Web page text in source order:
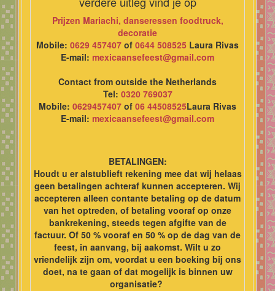
Prijzen Mariachi, danseressen foodtruck,
decoratie
Mobile: 0629 457407 of 0644 508525 Laura Rivas
E-mail: mexicaansefeest@gmail.com
Contact from outside the Netherlands
Tel: 0320 769037
Mobile: 0629457407 of 06 44508525Laura Rivas
E-mail: mexicaansefeest@gmail.com
BETALINGEN:
Houdt u er alstublieft rekening mee dat wij helaas
geen betalingen achteraf kunnen accepteren. Wij
accepteren alleen contante betaling op de datum
van het optreden, of betaling vooraf op onze
bankrekening, steeds tegen afgifte van de
factuur. Of 50 % vooraf en 50 % op de dag van de
feest, in aanvang, bij aakomst. Wilt u zo
vriendelijk zijn om, voordat u een boeking bij ons
doet, na te gaan of dat mogelijk is binnen uw
organisatie?